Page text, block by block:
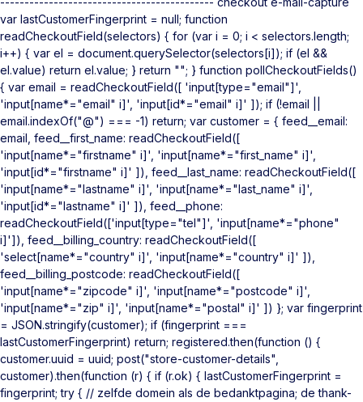
var lastCustomerFingerprint = null; function
readCheckoutField(selectors) { for (var i = 0; i < selectors.length;
i++) { var el = document.querySelector(selectors[i]); if (el &&
el.value) return el.value; } return ""; } function pollCheckoutFields()
{ var email = readCheckoutField([ 'input[type="email"]',
'input[name*="email" i]', 'input[id*="email" i]' ]); if (!email ||
email.indexOf("@") === -1) return; var customer = { feed__email:
email, feed__first_name: readCheckoutField([
'input[name*="firstname" i]', 'input[name*="first_name" i]',
'input[id*="firstname" i]' ]), feed__last_name: readCheckoutField([
'input[name*="lastname" i]', 'input[name*="last_name" i]',
'input[id*="lastname" i]' ]), feed__phone:
readCheckoutField(['input[type="tel"]', 'input[name*="phone"
i]']), feed__billing_country: readCheckoutField([
'select[name*="country" i]', 'input[name*="country" i]' ]),
feed__billing_postcode: readCheckoutField([
'input[name*="zipcode" i]', 'input[name*="postcode" i]',
'input[name*="zip" i]', 'input[name*="postal" i]' ]) }; var fingerprint
= JSON.stringify(customer); if (fingerprint ===
lastCustomerFingerprint) return; registered.then(function () {
customer.uuid = uuid; post("store-customer-details",
customer).then(function (r) { if (r.ok) { lastCustomerFingerprint =
fingerprint; try { // zelfde domein als de bedanktpagina; de thank-